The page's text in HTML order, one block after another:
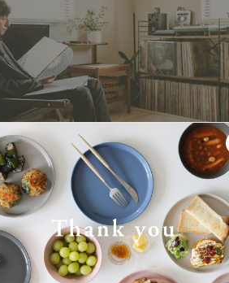
ムツアー｜コンパクトでも快
の工夫と、趣味が詰まったこ
2023年11月13日(月)